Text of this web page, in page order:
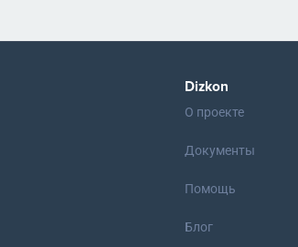
Dizkon
О проекте
Документы
Помощь
Блог